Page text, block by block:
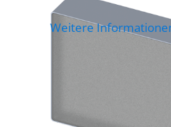
Weitere